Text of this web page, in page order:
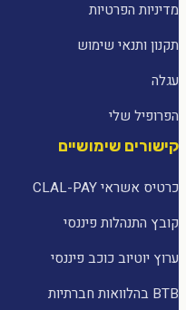
מדיניות הפרטיות
תקנון ותנאי שימוש
עגלה
הפרופיל שלי
קישורים שימושיים
כרטיס אשראי CLAL-PAY
קובץ התנהלות פיננסי
ערוץ יוטיוב כוכב פיננסי
BTB בהלוואות חברתיות